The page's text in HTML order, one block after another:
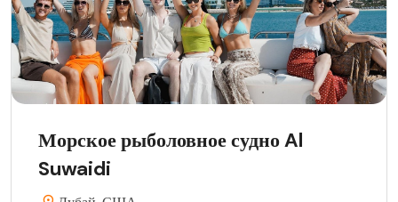
Морское рыболовное судно Al
Suwaidi